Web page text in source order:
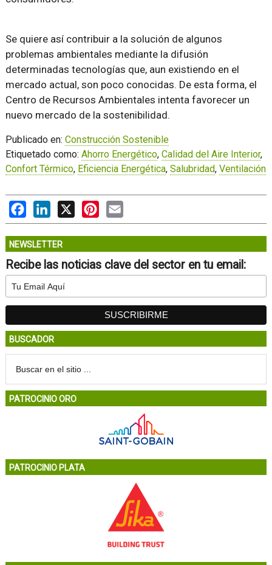
Se quiere así contribuir a la solución de algunos
problemas ambientales mediante la difusión
determinadas tecnologías que, aun existiendo en el
mercado actual, son poco conocidas. De esta forma, el
Centro de Recursos Ambientales intenta favorecer un
nuevo mercado de la sostenibilidad.
Publicado en: Construcción Sostenible
Etiquetado como: Ahorro Energético, Calidad del Aire Interior,
Confort Térmico, Eficiencia Energética, Salubridad, Ventilación
FacebookLinkedIn
X PinterestEmail
NEWSLETTER
Recibe las noticias clave del sector en tu email:
BUSCADOR
PATROCINIO ORO
PATROCINIO PLATA